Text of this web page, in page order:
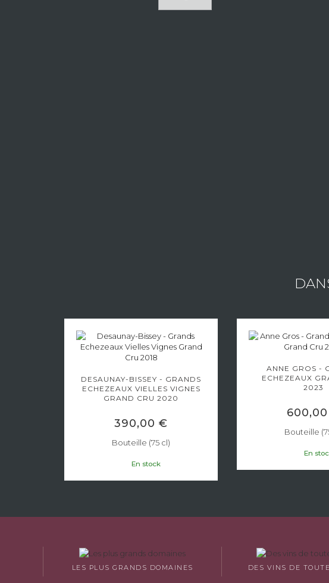
DESAUNAY-BISSEY - GRANDS
ECHEZEAUX VIELLES VIGNES
GRAND CRU 2020
390,00 €
Bouteille (75 cl)
En stock
ANNE GROS -
ECHEZEAUX
2023
Bouteille
En
LES PLUS GRANDS DOMAINES DES VINS DE